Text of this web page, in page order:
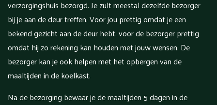
verzorgingshuis bezorgd. Je zult meestal dezelfde bezorger
bij je aan de deur treffen. Voor jou prettig omdat je een
bekend gezicht aan de deur hebt, voor de bezorger prettig
omdat hij zo rekening kan houden met jouw wensen. De
bezorger kan je ook helpen met het opbergen van de
maaltijden in de koelkast.
Na de bezorging bewaar je de maaltijden 5 dagen in de